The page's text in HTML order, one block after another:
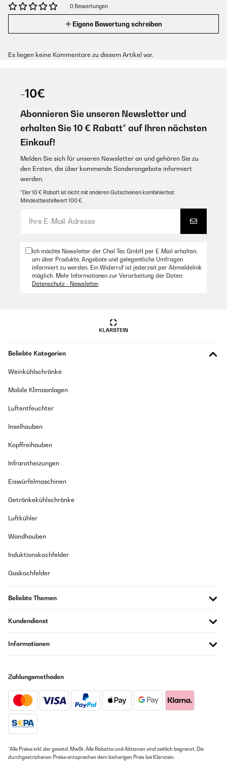
0 Bewertungen
Eigene Bewertung schreiben
Es liegen keine Kommentare zu diesem Artikel vor.
-10€
Abonnieren Sie unseren Newsletter und
erhalten Sie 10 € Rabatt* auf Ihren nächsten
Einkauf!
Melden Sie sich für unseren Newsletter an und gehören Sie zu
den Ersten, die über kommende Sonderangebote informiert
werden.
*Der 10 € Rabatt ist nicht mit anderen Gutscheinen kombinierbar.
Mindestbestellwert 100 €.
Ich möchte Newsletter der Chal-Tec GmbH per E-Mail erhalten,
um über Produkte, Angebote und gelegentliche Umfragen
informiert zu werden. Ein Widerruf ist jederzeit per Abmeldelink
möglich. Mehr Informationen zur Verarbeitung der Daten:
Datenschutz - Newsletter.
Beliebte Kategorien
Weinkühlschränke
Mobile Klimaanlagen
Luftentfeuchter
Inselhauben
Kopffreihauben
Infrarotheizungen
Eiswürfelmaschinen
Getränkekühlschränke
Luftkühler
Wandhauben
Induktionskochfelder
Gaskochfelder
Beliebte Themen
Kundendienst
Informationen
Zahlungsmethoden
*Alle Preise inkl. der gesetzl. MwSt. Alle Rabatte und Aktionen sind zeitlich begrenzt. Die
durchgestrichenen Preise entsprechen dem bisherigen Preis bei Klarstein.